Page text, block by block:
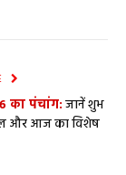
का पंचांग:जानें शुभ
और आज का विशेष